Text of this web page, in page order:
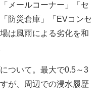
メールコーナー」「セ
防災倉庫」「EVコンセ
は風雨による劣化を和
ついて。最大で0.5～3
が、周辺での浸水履歴